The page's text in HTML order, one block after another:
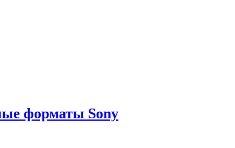
форматы Sony